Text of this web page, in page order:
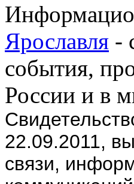
Ярославля -
события,
России и в
22.09.2011,
связи,